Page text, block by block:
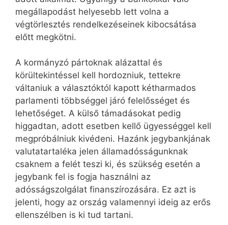
megállapodást helyesebb lett volna a
végtörlesztés rendelkezéseinek kibocsátása
előtt megkötni.
A kormányzó pártoknak alázattal és
körültekintéssel kell hordozniuk, tettekre
váltaniuk a választóktól kapott kétharmados
parlamenti többséggel járó felelősséget és
lehetőséget. A külső támadásokat pedig
higgadtan, adott esetben kellő ügyességgel kell
megpróbálniuk kivédeni. Hazánk jegybankjának
valutatartaléka jelen államadósságunknak
csaknem a felét teszi ki, és szükség esetén a
jegybank fel is fogja használni az
adósságszolgálat finanszírozására. Ez azt is
jelenti, hogy az ország valamennyi ideig az erős
ellenszélben is ki tud tartani.